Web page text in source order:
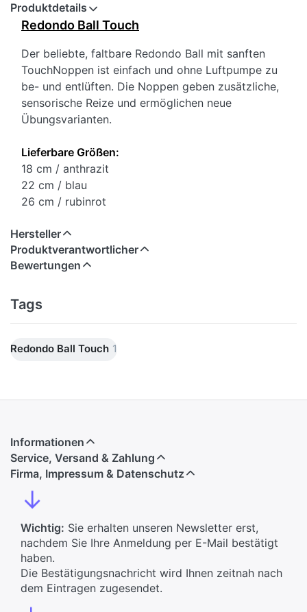
Produktdetails
Redondo Ball Touch
Der beliebte, faltbare Redondo Ball mit sanften
TouchNoppen ist einfach und ohne Luftpumpe zu
be- und entlüften. Die Noppen geben zusätzliche,
sensorische Reize und ermöglichen neue
Übungsvarianten.
Lieferbare Größen:
18 cm / anthrazit
22 cm / blau
26 cm / rubinrot
Hersteller
Produktverantwortlicher
Bewertungen
Tags
Redondo Ball Touch 1
Informationen
Service, Versand & Zahlung
Firma, Impressum & Datenschutz
↓
Wichtig: Sie erhalten unseren Newsletter erst,
nachdem Sie Ihre Anmeldung per E-Mail bestätigt
haben.
Die Bestätigungsnachricht wird Ihnen zeitnah nach
dem Eintragen zugesendet.